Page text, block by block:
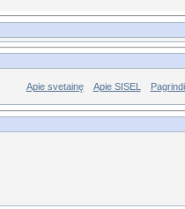
Apie svetainę Apie SISEL